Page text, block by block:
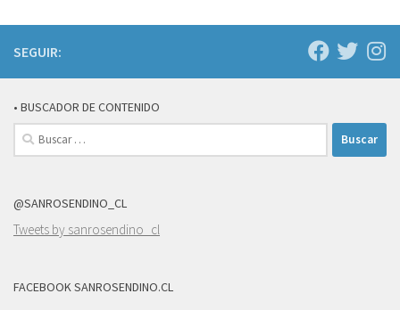
SEGUIR:
• BUSCADOR DE CONTENIDO
Buscar:
@SANROSENDINO_CL
Tweets by sanrosendino_cl
FACEBOOK SANROSENDINO.CL